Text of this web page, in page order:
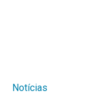
Notícias